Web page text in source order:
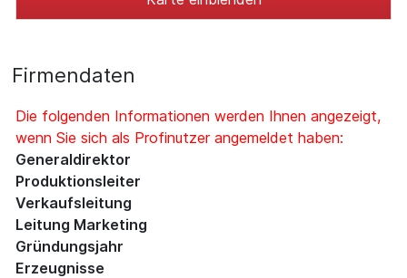
Firmendaten
Die folgenden Informationen werden Ihnen angezeigt,
wenn Sie sich als Profinutzer angemeldet haben:
Generaldirektor
Produktionsleiter
Verkaufsleitung
Leitung Marketing
Gründungsjahr
Erzeugnisse